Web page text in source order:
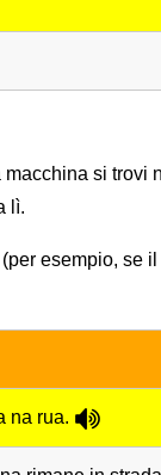
si
lì.
esempio,
na rua.